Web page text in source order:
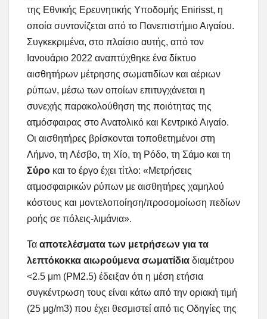
της Εθνικής Ερευνητικής Υποδομής Enirisst, η
οποία συντονίζεται από το Πανεπιστήμιο Αιγαίου.
Συγκεκριμένα, στο πλαίσιο αυτής, από τον
Ιανουάριο 2022 αναπτύχθηκε ένα δίκτυο
αισθητήρων μέτρησης σωματιδίων και αέριων
ρύπων, μέσω των οποίων επιτυγχάνεται η
συνεχής παρακολούθηση της ποιότητας της
ατμόσφαιρας στο Ανατολικό και Κεντρικό Αιγαίο.
Οι αισθητήρες βρίσκονται τοποθετημένοι στη
Λήμνο, τη Λέσβο, τη Χίο, τη Ρόδο, τη Σάμο και τη
Σύρο και το έργο έχει τίτλο: «Μετρήσεις
ατμοσφαιρικών ρύπων με αισθητήρες χαμηλού
κόστους και μοντελοποίηση/προσομοίωση πεδίων
ροής σε πόλεις-λιμάνια».
Τα αποτελέσματα των μετρήσεων για τα
λεπτόκοκκα αιωρούμενα σωματίδια διαμέτρου
<2.5 μm (PM2.5) έδειξαν ότι η μέση ετήσια
συγκέντρωση τους είναι κάτω από την οριακή τιμή
(25 μg/m3) που έχει θεσμιστεί από τις Οδηγίες της